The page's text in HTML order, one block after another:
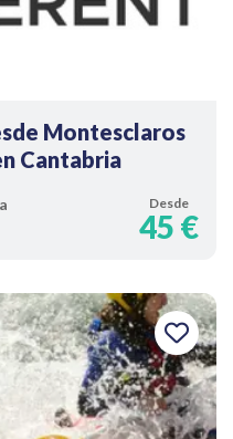
Montesclaros
Cantabria
Desde
45 €